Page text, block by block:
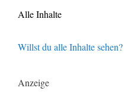
Alle Inhalte
Willst du alle Inhalte sehen?
Anzeige